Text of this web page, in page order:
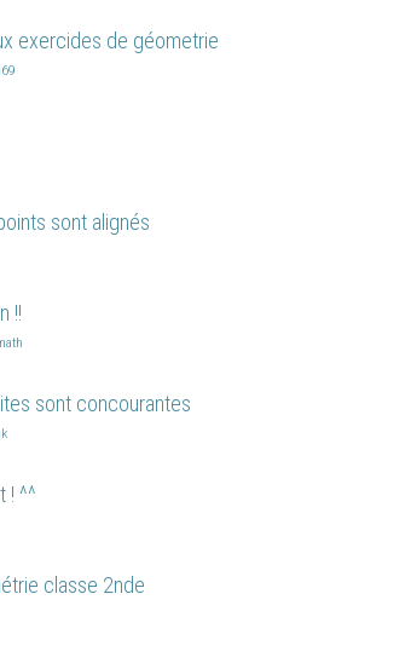
exercides de géometrie
sont alignés
!!
sont concourantes
! ^^
classe 2nde